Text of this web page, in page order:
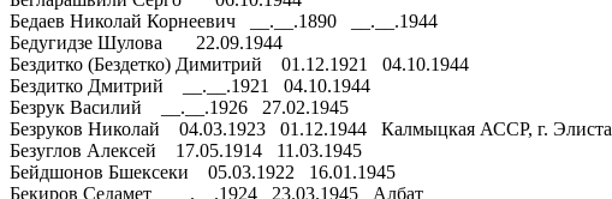
Бедаев Николай Корнеевич __.__.1890 __.__.1944
Бедугидзе Шулова 22.09.1944
Бездитко (Бездетко) Димитрий 01.12.1921 04.10.1944
Бездитко Дмитрий __.__.1921 04.10.1944
Безрук Василий __.__.1926 27.02.1945
Безруков Николай 04.03.1923 01.12.1944 Калмыцкая АССР, г. Элиста
Безуглов Алексей 17.05.1914 11.03.1945
Бейдшонов Бшексеки 05.03.1922 16.01.1945
Бекиров Седамет __.__.1924 23.03.1945 Албат